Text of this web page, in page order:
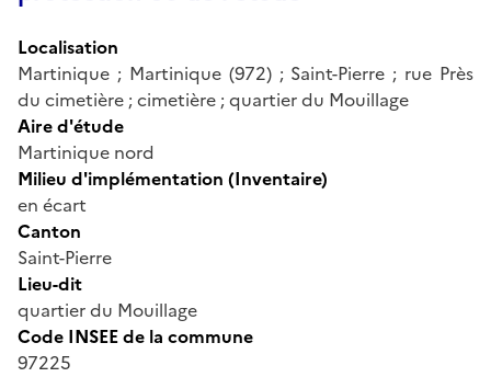
Localisation
Martinique ; Martinique (972) ; Saint-Pierre ; rue Près
du cimetière ; cimetière ; quartier du Mouillage
Aire d'étude
Martinique nord
Milieu d'implémentation (Inventaire)
en écart
Canton
Saint-Pierre
Lieu-dit
quartier du Mouillage
Code INSEE de la commune
97225